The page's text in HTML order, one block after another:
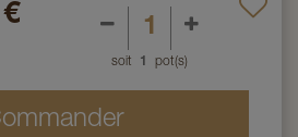
€
soit 1 pot(s)